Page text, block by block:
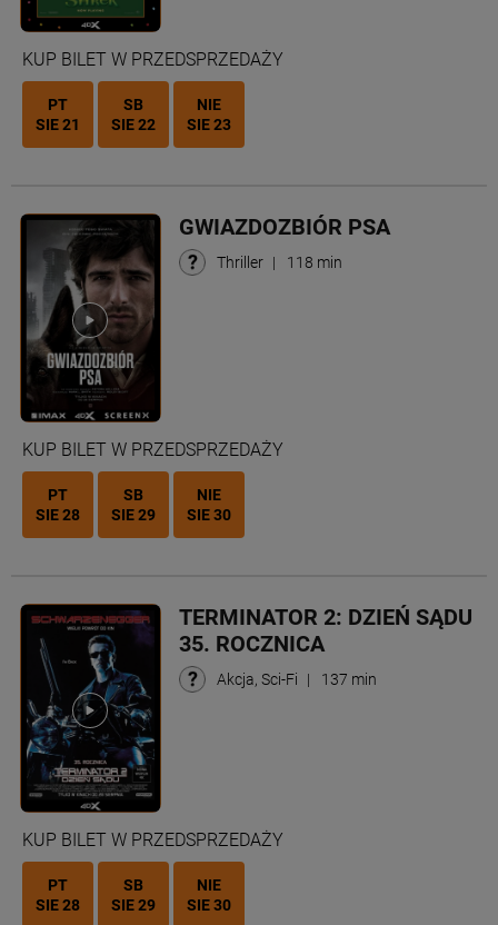
KUP BILET W PRZEDSPRZEDAŻY
PT
SIE 21
SB
SIE 22
NIE
SIE 23
GWIAZDOZBIÓR PSA
Thriller | 118 min
KUP BILET W PRZEDSPRZEDAŻY
PT
SIE 28
SB
SIE 29
NIE
SIE 30
TERMINATOR 2: DZIEŃ SĄDU
35. ROCZNICA
Akcja, Sci-Fi | 137 min
KUP BILET W PRZEDSPRZEDAŻY
PT
SIE 28
SB
SIE 29
NIE
SIE 30